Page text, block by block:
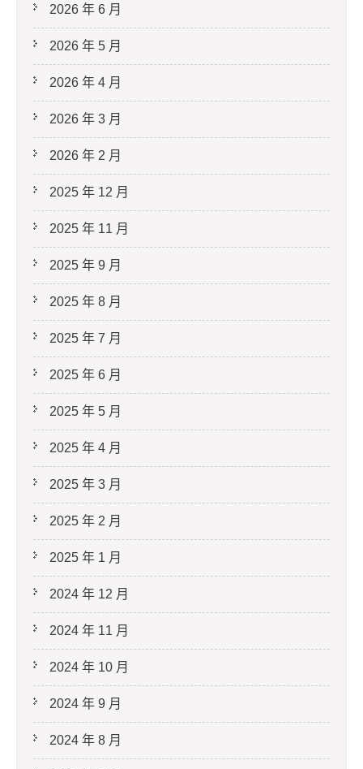
2026 年 6 月
2026 年 5 月
2026 年 4 月
2026 年 3 月
2026 年 2 月
2025 年 12 月
2025 年 11 月
2025 年 9 月
2025 年 8 月
2025 年 7 月
2025 年 6 月
2025 年 5 月
2025 年 4 月
2025 年 3 月
2025 年 2 月
2025 年 1 月
2024 年 12 月
2024 年 11 月
2024 年 10 月
2024 年 9 月
2024 年 8 月